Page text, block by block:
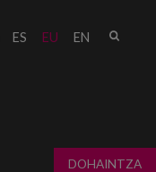
ES EU EN
DOHAINTZA